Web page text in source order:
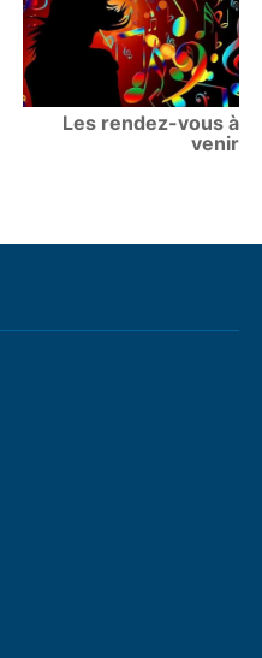
Les rendez-vous à
venir